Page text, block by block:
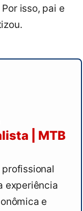
isso, pai e
| MTB
experiência
e